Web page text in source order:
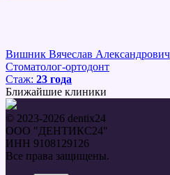
Вишник Вячеслав Александрович
Стоматолог-ортодонт
Стаж: 23 года
Ближайшие клиники
© 2023-2026 dentix24
ООО "ДЕНТИКС24"
ИНН 9108129126
Все права защищены.